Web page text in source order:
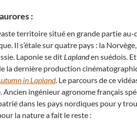
:
territoire situé en grande partie au-
Il s’étale sur quatre pays : la
Laponie se dit Laplanden suédois. Et
la dernière production
in Lapland. Le parcours de ce
Ancien ingénieur agronome français
dans les pays nordiques pour y
la nature a fait le reste :